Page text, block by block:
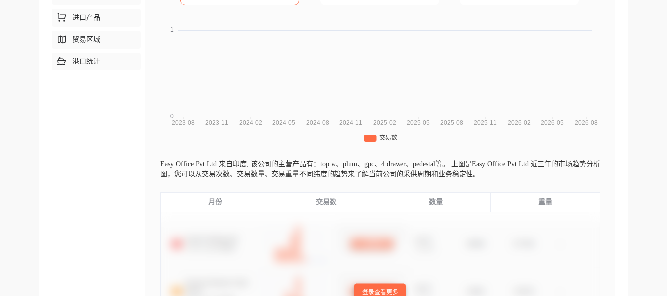
Easy Office Pvt Ltd.来自印度, 该公司的主营产品有：top w、plum、gpc、4 drawer、pedestal等。
上图是Easy Office Pvt Ltd.近三年的市场趋势分析
图，您可以从交易次数、交易数量、交易重量不同纬度的趋势来了解当前公司的采供周期和业务稳定性。
月份 交易数 数量 重量
登录查看更多
进口产品
贸易区域
港口统计